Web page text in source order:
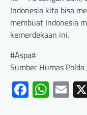
Indonesia kita bisa
membuat Indonesia
kemerdekaan ini.
#Aspa#
Sumber Humas Polda